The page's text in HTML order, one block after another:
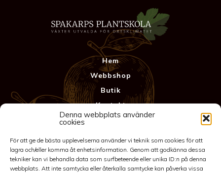
Denna webbplats använder
cookies
För att ge de bästa upplevelserna använder vi teknik som cookies för att
lagra och/eller komma åt enhetsinformation. Genom att godkänna dessa
tekniker kan vi behandla data som surfbeteende eller unika ID:n på denna
webbplats. Att inte samtycka eller återkalla samtycke kan påverka vissa
Hem
Webbshop
Butik
Kontakt
Anläggning
Integritetspolicy